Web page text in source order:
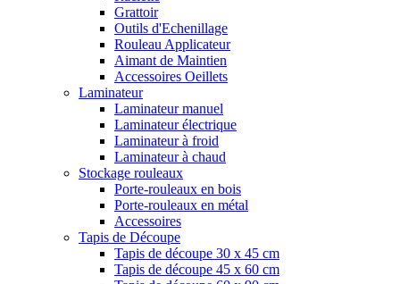
Grattoir
Outils d'Echenillage
Rouleau Applicateur
Aimant de Maintien
Accessoires Oeillets
Laminateur
Laminateur manuel
Laminateur électrique
Laminateur à froid
Laminateur à chaud
Stockage rouleaux
Porte-rouleaux en bois
Porte-rouleaux en métal
Accessoires
Tapis de Découpe
Tapis de découpe 30 x 45 cm
Tapis de découpe 45 x 60 cm